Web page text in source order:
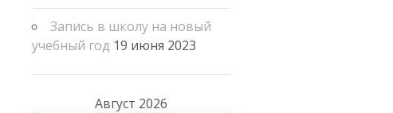
Запись в школу на новый
учебный год 19 июня 2023
Август 2026